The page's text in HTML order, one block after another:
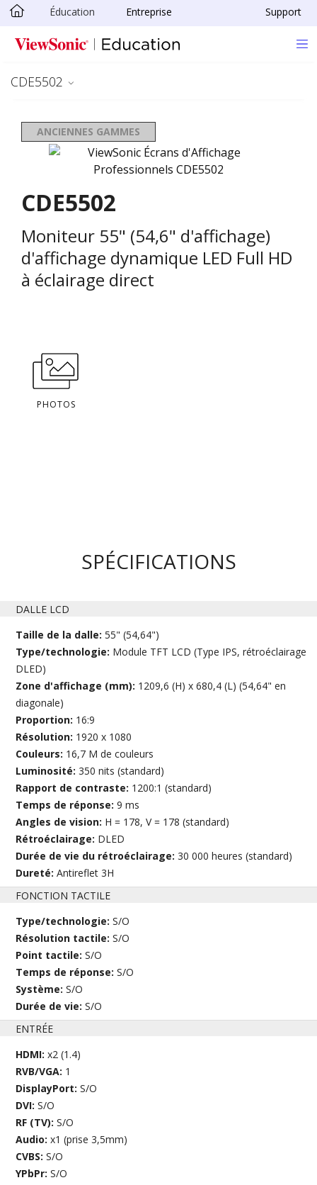
Passer au contenu principal
Éducation Entreprise Support
CDE5502
ANCIENNES GAMMES
CDE5502
Moniteur 55" (54,6" d'affichage)
d'affichage dynamique LED Full HD
à éclairage direct
PHOTOS
SPÉCIFICATIONS
DALLE LCD
Taille de la dalle:55" (54,64")
Type/technologie: Module TFT LCD (Type IPS, rétroéclairage
DLED)
Zone d'affichage (mm): 1209,6 (H) x 680,4 (L) (54,64" en
diagonale)
Proportion: 16:9
Résolution: 1920 x 1080
Couleurs: 16,7 M de couleurs
Luminosité:350 nits (standard)
Rapport de contraste: 1200:1 (standard)
Temps de réponse:9 ms
Angles de vision: H = 178, V = 178 (standard)
Rétroéclairage: DLED
Durée de vie du rétroéclairage:30 000 heures (standard)
Dureté:Antireflet 3H
FONCTION TACTILE
Type/technologie:S/O
Résolution tactile:S/O
Point tactile:S/O
Temps de réponse:S/O
Système:S/O
Durée de vie:S/O
ENTRÉE
HDMI:x2 (1.4)
RVB/VGA: 1
DisplayPort:S/O
DVI:S/O
RF (TV):S/O
Audio:x1 (prise 3,5mm)
CVBS:S/O
YPbPr:S/O